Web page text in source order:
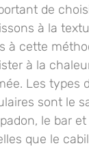
de
à la
à cette
à la
Les types
sont le
, le bar et
que le